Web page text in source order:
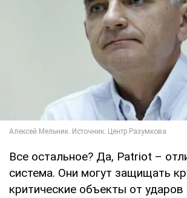
Все остальное? Да, Patriot –
система. Они могут защищать
критические объекты от ударов